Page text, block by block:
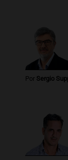
Episodios
Audio.
Noticias
una
Episodios
Por Sergio